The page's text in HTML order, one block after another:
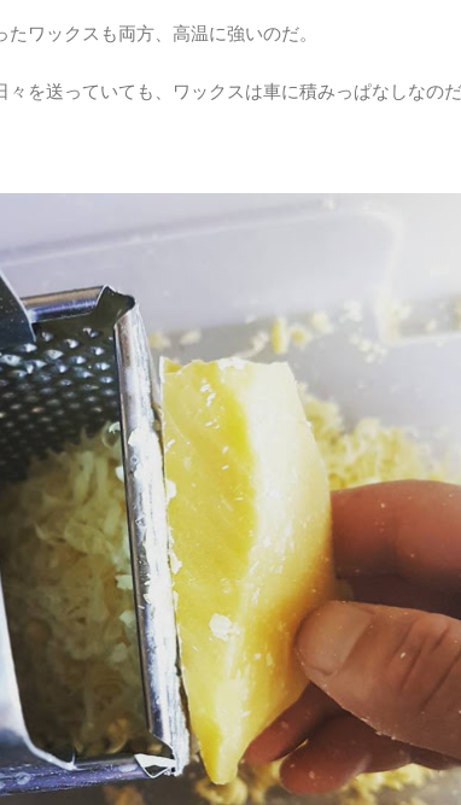
ワックスも両方、高温に強いのだ。
を送っていても、ワックスは車に積みっぱなしなの